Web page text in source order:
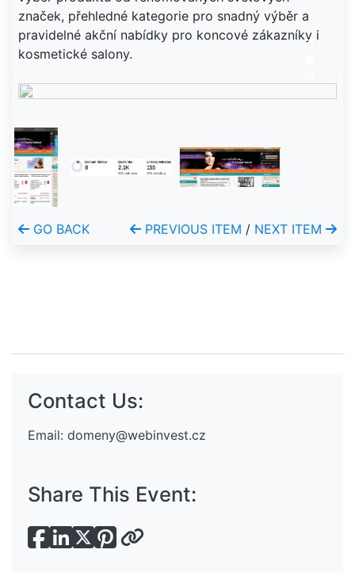
značek, přehledné kategorie pro snadný výběr a
pravidelné akční nabídky pro koncové zákazníky i
kosmetické salony.
GO BACK PREVIOUS ITEM / NEXT ITEM
Contact Us:
Email: domeny@webinvest.cz
Share This Event: